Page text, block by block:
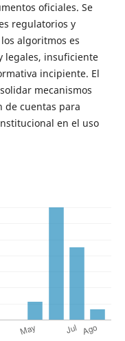
oficiales. Se
regulatorios y
algoritmos es
legales, insuficiente
incipiente. El
mecanismos
de cuentas para
en el uso